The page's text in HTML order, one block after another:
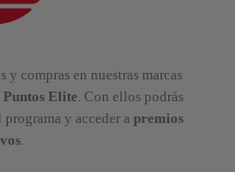
compras en nuestras marcas
Puntos Elite. Con ellos podrás
y acceder a premios
.